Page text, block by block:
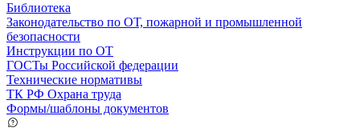
Библиотека
Законодательство по ОТ, пожарной и промышленной
безопасности
Инструкции по ОТ
ГОСТы Российской федерации
Технические нормативы
ТК РФ Охрана труда
Формы/шаблоны документов